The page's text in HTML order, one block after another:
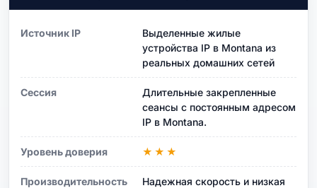
Источник IP
Выделенные жилые
устройства IP в Montana из
реальных домашних сетей
Сессия
Длительные закрепленные
сеансы с постоянным адресом
IP в Montana.
Уровень доверия ★★★
Производительность
Надежная скорость и низкая